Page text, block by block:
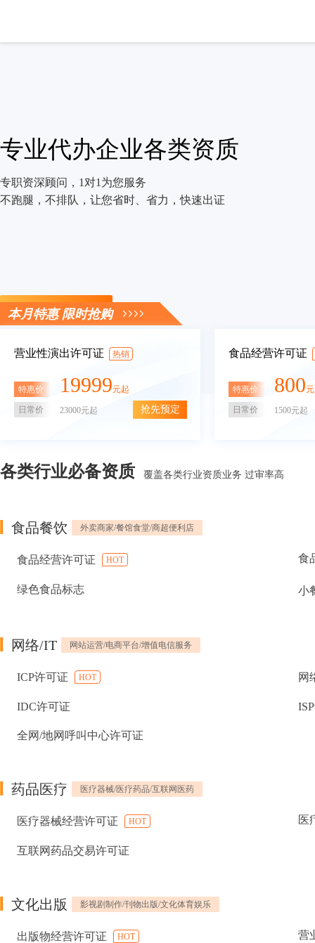
专业代办企业各类资质
专职资深顾问，1对1为您服务
不跑腿，不排队，让您省时、省力，快速出证
立即咨询
本月特惠 限时抢购
营业性演出许可证 热销
特惠价 19999元起
日常价 23000元起 抢先预定
食品经营许可证
特惠价 800
日常价 1500元起
各类行业必备资质 覆盖各类行业资质业务 过审率高
食品餐饮 外卖商家/餐馆食堂/商超便利店
食品经营许可证 HOT 食
绿色食品标志 小
网络/IT 网站运营/电商平台/增值电信服务
ICP许可证 HOT 网
IDC许可证
全网/地网呼叫中心许可证
药品医疗 医疗器械/医疗药品/互联网医药
医疗器械经营许可证 HOT 医
互联网药品交易许可证
文化出版 影视剧制作/刊物出版/文化体育娱乐
出版物经营许可证 HOT 营